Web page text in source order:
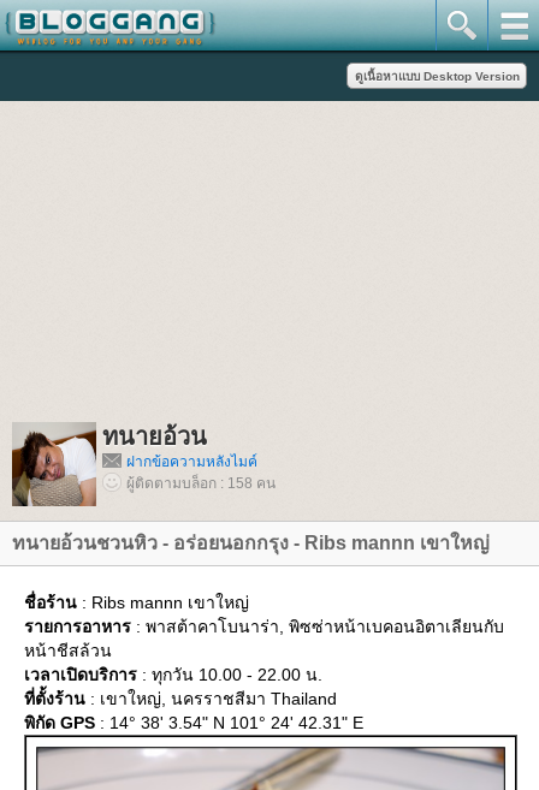
ทนายอ้วน
ฝากข้อความหลังไมค์
ผู้ติดตามบล็อก : 158 คน
ทนายอ้วนชวนหิว - อร่อยนอกกรุง - Ribs mannn เขาใหญ่
ชื่อร้าน : Ribs mannn เขาใหญ่
รายการอาหาร : พาสต้าคาโบนาร่า, พิซซ่าหน้าเบคอนอิตาเลียนกับ
หน้าชีสล้วน
เวลาเปิดบริการ : ทุกวัน 10.00 - 22.00 น.
ที่ตั้งร้าน : เขาใหญ่, นครราชสีมา Thailand
พิกัด GPS : 14° 38' 3.54" N 101° 24' 42.31" E